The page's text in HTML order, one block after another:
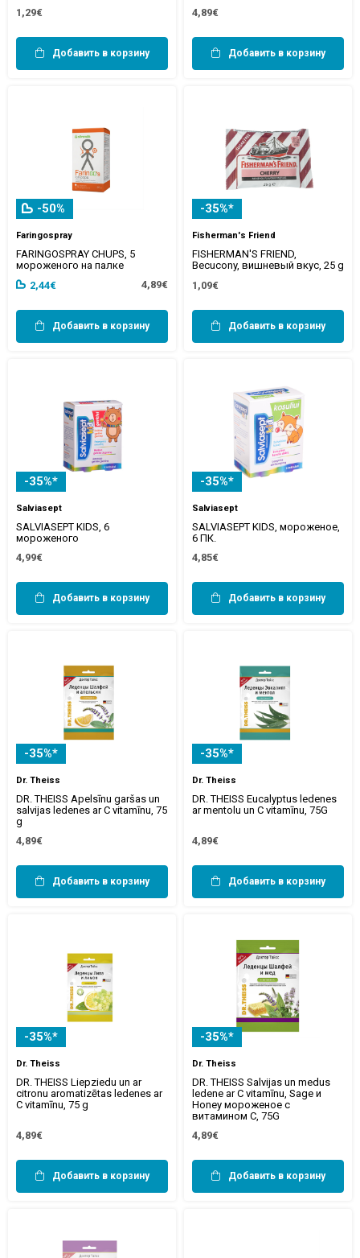
1,29€
Добавить в корзину
4,89€
Добавить в корзину
-50%
Faringospray
FARINGOSPRAY CHUPS, 5
мороженого на палке
2,44€
4,89€
Добавить в корзину
-35%*
Fisherman's Friend
FISHERMAN'S FRIEND,
Becucony, вишневый вкус, 25 g
1,09€
Добавить в корзину
-35%*
Salviasept
SALVIASEPT KIDS, 6
мороженого
4,99€
Добавить в корзину
-35%*
Salviasept
SALVIASEPT KIDS, мороженое,
6 ПК.
4,85€
Добавить в корзину
-35%*
Dr. Theiss
DR. THEISS Apelsīnu garšas un
salvijas ledenes ar C vitamīnu, 75
g
4,89€
Добавить в корзину
-35%*
Dr. Theiss
DR. THEISS Eucalyptus ledenes
ar mentolu un C vitamīnu, 75G
4,89€
Добавить в корзину
-35%*
Dr. Theiss
DR. THEISS Liepziedu un ar
citronu aromatizētas ledenes ar
C vitamīnu, 75 g
4,89€
Добавить в корзину
-35%*
Dr. Theiss
DR. THEISS Salvijas un medus
ledene ar C vitamīnu, Sage и
Honey мороженое с
витамином C, 75G
4,89€
Добавить в корзину